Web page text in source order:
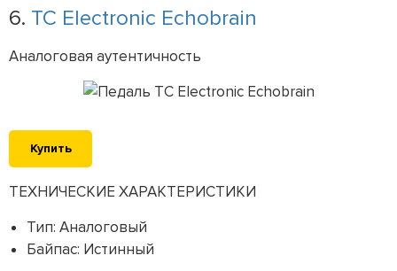
6. TC Electronic Echobrain
Аналоговая аутентичность
Купить
ТЕХНИЧЕСКИЕ ХАРАКТЕРИСТИКИ
Тип: Аналоговый
Байпас: Истинный